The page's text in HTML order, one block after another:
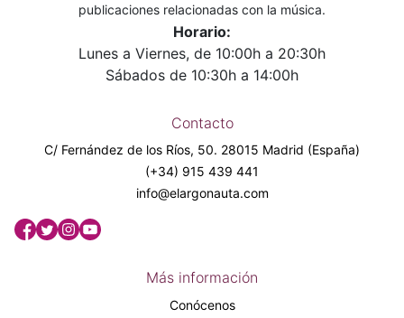
publicaciones relacionadas con la música.
Horario:
Lunes a Viernes, de 10:00h a 20:30h
Sábados de 10:30h a 14:00h
Contacto
C/ Fernández de los Ríos, 50. 28015 Madrid (España)
(+34) 915 439 441
info@elargonauta.com
Más información
Conócenos